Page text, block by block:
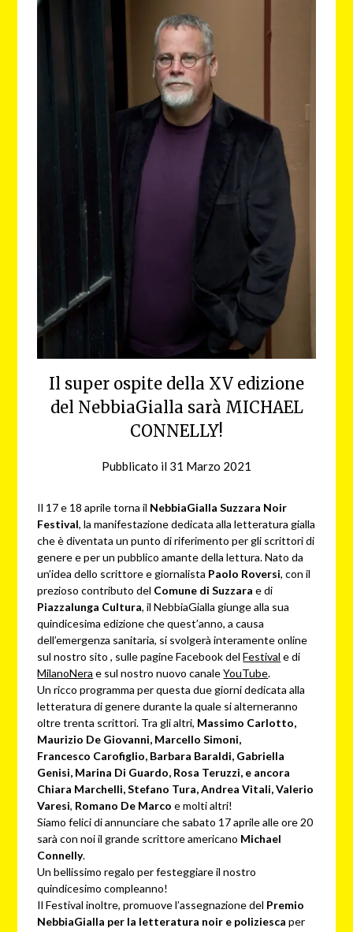
Il super ospite della XV edizione
del NebbiaGialla sarà MICHAEL
CONNELLY!
Pubblicato il 31 Marzo 2021
Il 17 e 18 aprile torna il NebbiaGialla Suzzara Noir
Festival, la manifestazione dedicata alla letteratura gialla
che è diventata un punto di riferimento per gli scrittori di
genere e per un pubblico amante della lettura. Nato da
un’idea dello scrittore e giornalista Paolo Roversi, con il
prezioso contributo del Comune di Suzzara e di
Piazzalunga Cultura, il NebbiaGialla giunge alla sua
quindicesima edizione che quest’anno, a causa
dell’emergenza sanitaria, si svolgerà interamente online
sul nostro sito , sulle pagine Facebook delFestival e di
MilanoNera e sul nostro nuovo canaleYouTube.
Un ricco programma per questa due giorni dedicata alla
letteratura di genere durante la quale si alterneranno
oltre trenta scrittori. Tra gli altri, Massimo Carlotto,
Maurizio De Giovanni, Marcello Simoni,
Francesco Carofiglio, Barbara Baraldi, Gabriella
Genisi, Marina Di Guardo, Rosa Teruzzi, e ancora
Chiara Marchelli, Stefano Tura, Andrea Vitali, Valerio
Varesi, Romano De Marco e molti altri!
Siamo felici di annunciare che sabato 17 aprile alle ore 20
sarà con noi il grande scrittore americano Michael
Connelly.
Un bellissimo regalo per festeggiare il nostro
quindicesimo compleanno!
Il Festival inoltre, promuove l’assegnazione del Premio
NebbiaGialla per la letteratura noir e poliziesca per